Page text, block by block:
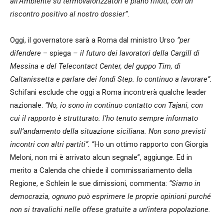
riscontro positivo al nostro dossier”.
Oggi, il governatore sarà a Roma dal ministro Urso “per
difendere – spiega – il futuro dei lavoratori della Cargill di
Messina e del Telecontact Center, del guppo Tim, di
Caltanissetta e parlare dei fondi Step. Io continuo a lavorare”.
Schifani esclude che oggi a Roma incontrerà qualche leader
nazionale: “No, io sono in continuo contatto con Tajani, con
cui il rapporto è strutturato: l’ho tenuto sempre informato
sull’andamento della situazione siciliana. Non sono previsti
incontri con altri partiti”. “Ho un ottimo rapporto con Giorgia
Meloni, non mi è arrivato alcun segnale”, aggiunge. Ed in
merito a Calenda che chiede il commissariamento della
Regione, e Schlein le sue dimissioni, commenta: “Siamo in
democrazia, ognuno può esprimere le proprie opinioni purché
non si travalichi nelle offese gratuite a un’intera popolazione.